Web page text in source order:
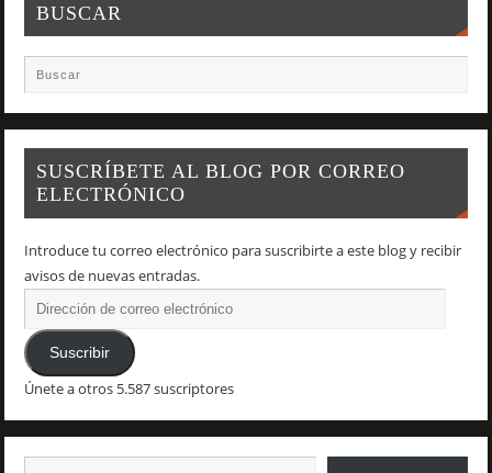
BUSCAR
SUSCRÍBETE AL BLOG POR CORREO
ELECTRÓNICO
Introduce tu correo electrónico para suscribirte a este blog y recibir
avisos de nuevas entradas.
Suscribir
Únete a otros 5.587 suscriptores